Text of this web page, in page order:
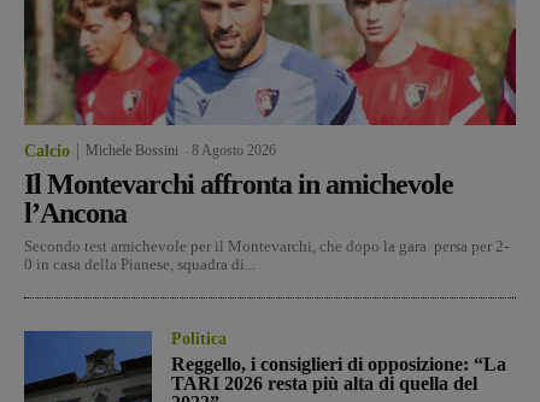
Calcio Michele Bossini 8 Agosto 2026
Il Montevarchi affronta in amichevole
l’Ancona
Secondo test amichevole per il Montevarchi, che dopo la gara persa per 2-
0 in casa della Pianese, squadra di...
Politica
Reggello, i consiglieri di opposizione: “La
TARI 2026 resta più alta di quella del